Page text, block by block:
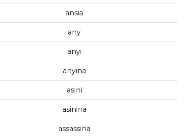
ansia
any
anyi
anyina
asini
asinina
assassina